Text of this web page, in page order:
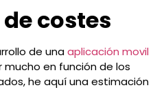
costes
de unaaplicación movil
en función de los
he aquí una estimación